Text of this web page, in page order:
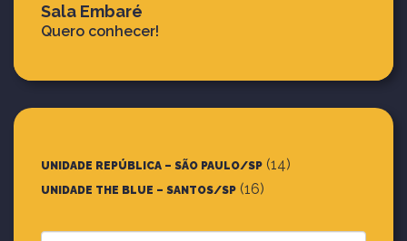
Sala Embaré
Quero conhecer!
UNIDADE REPÚBLICA – SÃO PAULO/SP (14)
UNIDADE THE BLUE – SANTOS/SP (16)